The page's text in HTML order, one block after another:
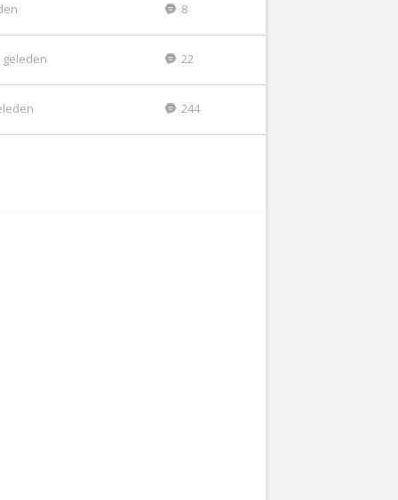
8
geleden 22
244